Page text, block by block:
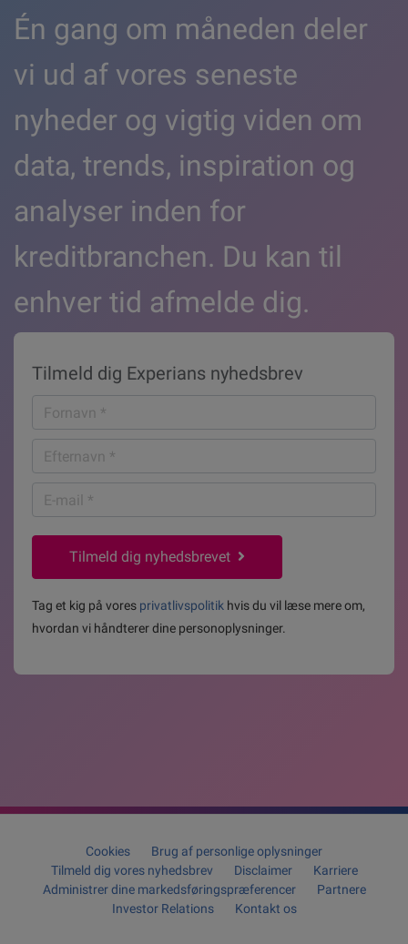
Én gang om måneden deler
vi ud af vores seneste
nyheder og vigtig viden om
data, trends, inspiration og
analyser inden for
kreditbranchen. Du kan til
enhver tid afmelde dig.
Tilmeld dig Experians nyhedsbrev
Fornavn
*
Efternavn
*
mail
*
Tilmeld dig nyhedsbrevet
Tag et kig på vores privatlivspolitik hvis du vil læse mere om,
hvordan vi håndterer dine personoplysninger.
Cookies
Brug af personlige oplysninger
Tilmeld dig vores nyhedsbrev
Disclaimer
Karriere
Administrer dine markedsføringspræferencer
Partnere
Investor Relations
Kontakt os